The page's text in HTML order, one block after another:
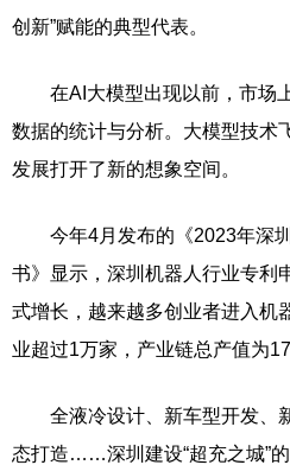
创新”赋能的典型代表。
在AI大模型出现以前，市场
数据的统计与分析。大模型技术
发展打开了新的想象空间。
今年4月发布的《2023年深圳
书》显示，深圳机器人行业专利
式增长，越来越多创业者进入机
业超过1万家，产业链总产值为
全液冷设计、新车型开发、
态打造……深圳建设“超充之城”的